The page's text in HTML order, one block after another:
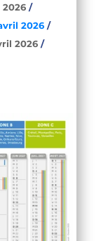
2026/
2026/
2026/